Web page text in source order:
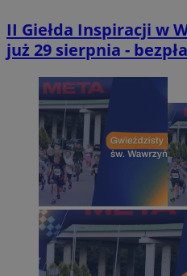
II Giełda Inspiracji w
już 29 sierpnia -